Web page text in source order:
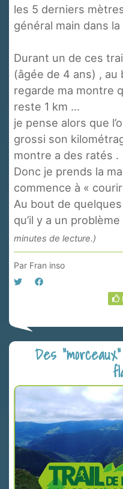
les 5 derniers
général main dans la
Durant un de ces
(âgée de 4 ans) , au
regarde ma montre
reste 1 km ...
je pense alors que
grossi son
montre a des ratés .
Donc je prends la
commence à «
Au bout de
qu’il y a un problème
minutes de lecture.)
Par Fran inso
Des